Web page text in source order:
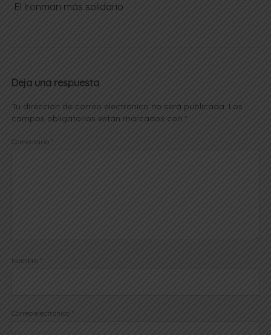
El Ironman más solidario
Deja una respuesta
Tu dirección de correo electrónico no será publicada. Los
campos obligatorios están marcados con *
Comentario *
Nombre *
Correo electrónico *